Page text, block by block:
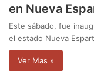
en Nueva
Este sábado, fue
el estado Nueva
Ver Mas »